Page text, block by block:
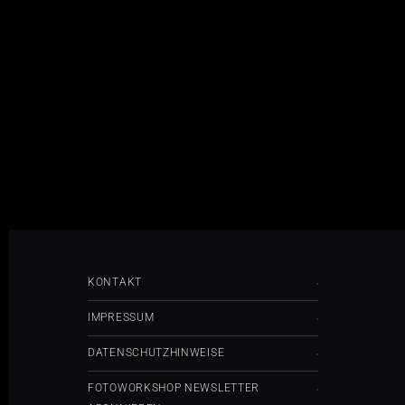
KONTAKT
IMPRESSUM
DATENSCHUTZHINWEISE
FOTOWORKSHOP NEWSLETTER